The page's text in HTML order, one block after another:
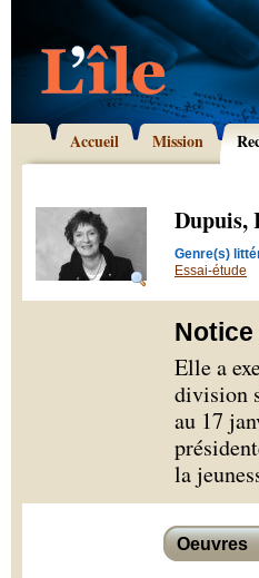
Accueil Mission
Dupuis,
Genre(s)
Essai-étude
Elle a
division
au 17
la
Oeuvres